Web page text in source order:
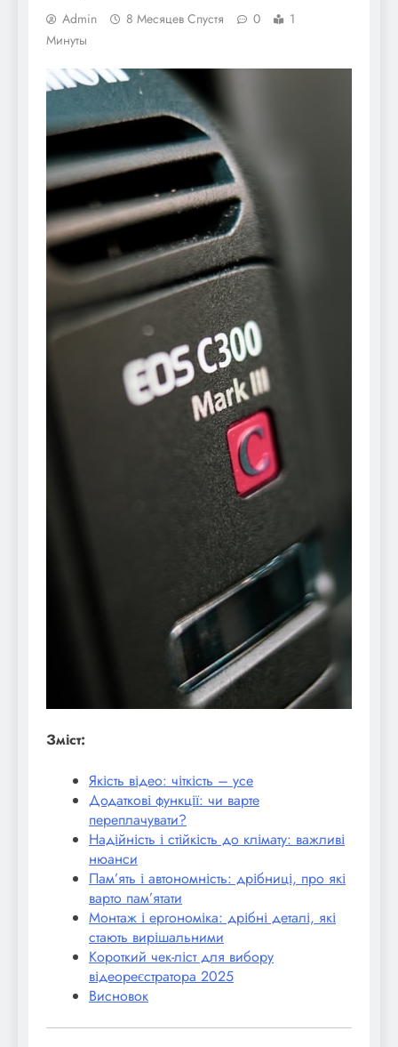
Admin 8 Месяцев Спустя 0
1
Минуты
Зміст:
Якість відео: чіткість – усе
Додаткові функції: чи варте
переплачувати?
Надійність і стійкість до клімату: важливі
нюанси
Пам’ять і автономність: дрібниці, про які
варто пам’ятати
Монтаж і ергономіка: дрібні деталі, які
стають вирішальними
Короткий чек-ліст для вибору
відеореєстратора 2025
Висновок